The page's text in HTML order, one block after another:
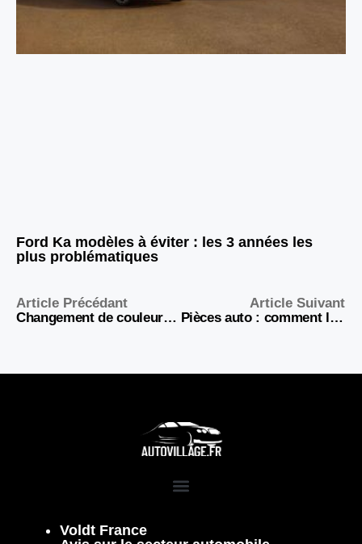
Ford Ka modèles à éviter : les 3 années les
plus problématiques
Article Précédant
Changement de couleur de voiture et carte grise
Article Suivant
Pièces auto : comment l’économie circulaire révolutionne l’entretien voiture ?
Voldt France